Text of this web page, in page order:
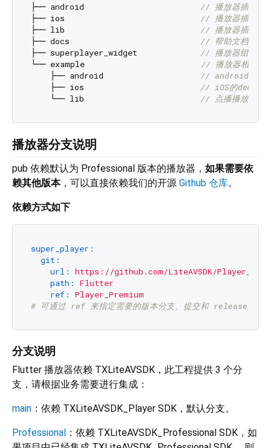
├── android
// 播放器插件
├── ios
// 播放器插件
├── lib
// 播放器插件
├── docs
// 帮助文档
├── superplayer_widget
// 播放器组件
└── example
// 播放器相关
    ├── android
// android的
    ├── ios
// iOS的demo源
    └── lib
// 点播播放、直
播放器分支说明
pub 依赖默认为 Professional 版本的播放器， 如果需要依
赖其他版本，可以直接依赖我们的开源 Github 仓库。
依赖方式如下
super_player:
git:
url:
https://github.com/LiteAVSDK/
path:
Flutter
ref:
Player_Premium
# 可通过 ref 来指定需要的版本分支、提交和 release 版本
分支说明
Flutter 播放器依赖 TXLiteAVSDK，此工程提供 3 个分
支，请根据业务需要进行集成：
main ：依赖 TXLiteAVSDK_Player SDK，默认分支。
Professional ：依赖 TXLiteAVSDK_Professional SDK，如